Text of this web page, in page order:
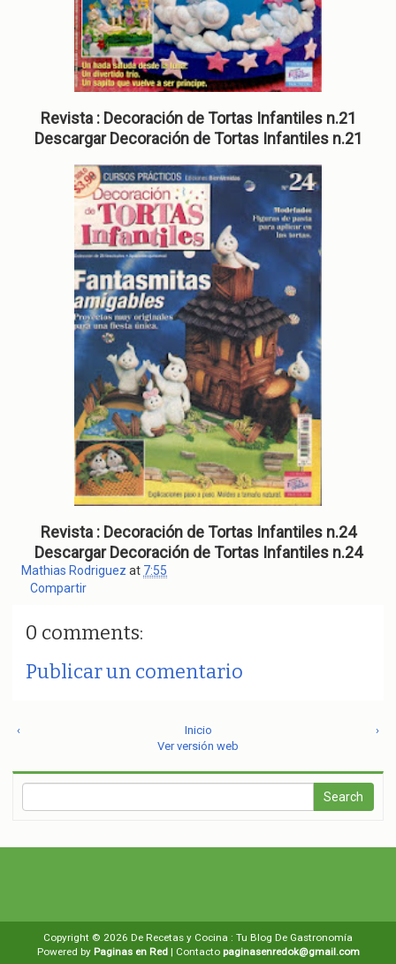
Revista : Decoración de Tortas Infantiles n.21
Descargar Decoración de Tortas Infantiles n.21
Revista : Decoración de Tortas Infantiles n.24
Descargar Decoración de Tortas Infantiles n.24
Mathias Rodriguez at 7:55
Compartir
0 comments:
Publicar un comentario
‹ ›
Inicio
Ver versión web
Copyright © 2026 De Recetas y Cocina : Tu Blog De Gastronomía
Powered by Paginas en Red| Contacto paginasenredok@gmail.com